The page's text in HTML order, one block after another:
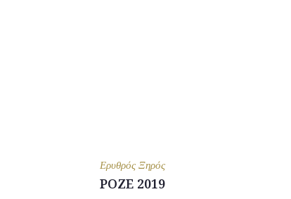
Ερυθρός Ξηρός
ΡΟΖΕ 2019